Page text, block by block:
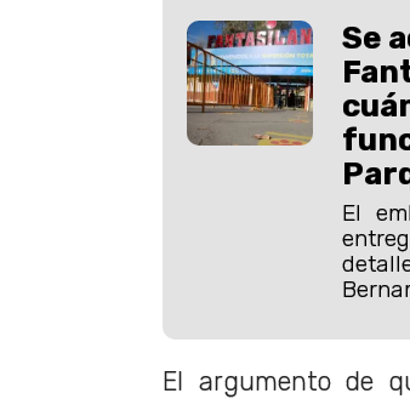
Se
El
El argumento de